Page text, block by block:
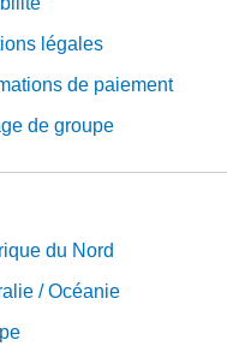
légales
de paiement
de groupe
du Nord
/ Océanie